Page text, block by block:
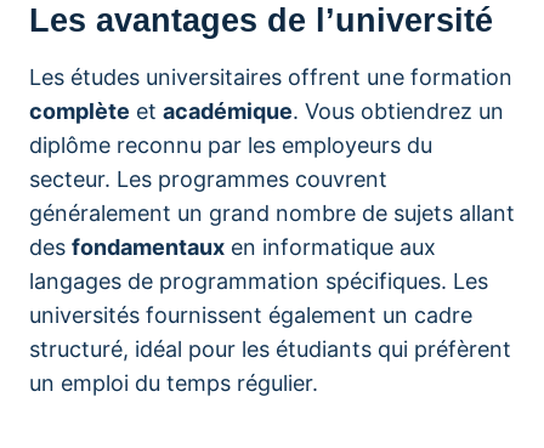
Les avantages de l’université
Les études universitaires offrent une formation
complète et académique. Vous obtiendrez un
diplôme reconnu par les employeurs du
secteur. Les programmes couvrent
généralement un grand nombre de sujets allant
des fondamentaux en informatique aux
langages de programmation spécifiques. Les
universités fournissent également un cadre
structuré, idéal pour les étudiants qui préfèrent
un emploi du temps régulier.